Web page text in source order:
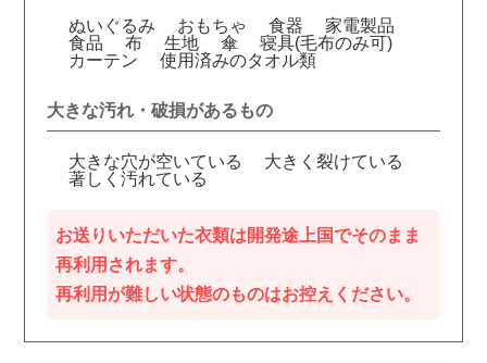
ぬいぐるみ おもちゃ 食器
家電製品
食品
布 生地 傘
寝具(毛布のみ可)
カーテン
使用済みのタオル類
大きな汚れ・破損があるもの
大きな穴が空いている
大きく裂けている
著しく汚れている
お送りいただいた衣類は開発途上国でそのまま
再利用されます。
再利用が難しい状態のものはお控えください。